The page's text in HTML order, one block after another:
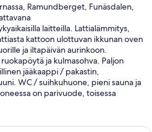
Ramundberget, Funäsdalen,
laitteilla. Lattialämmitys,
kattoon ulottuvan ikkunan oven
ja iltapäivän aurinkoon.
ja kulmasohva. Paljon
jääkaappi / pakastin,
WC / suihkuhuone, pieni sauna ja
on parivuode, toisessa